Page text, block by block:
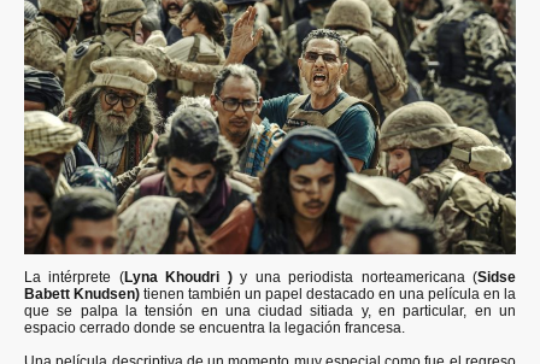
La intérprete (Lyna Khoudri )y una periodista norteamericana (Sidse
Babett Knudsen) tienen también un papel destacado en una película en la
que se palpa la tensión en una ciudad sitiada y, en particular, en un
espacio cerrado donde se encuentra la legación francesa.